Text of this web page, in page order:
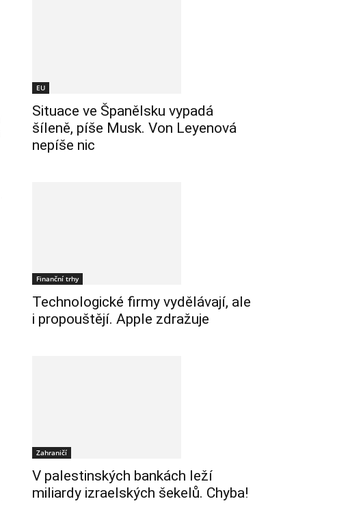
EU
Situace ve Španělsku vypadá
šíleně, píše Musk. Von Leyenová
nepíše nic
Finanční trhy
Technologické firmy vydělávají, ale
i propouštějí. Apple zdražuje
Zahraničí
V palestinských bankách leží
miliardy izraelských šekelů. Chyba!